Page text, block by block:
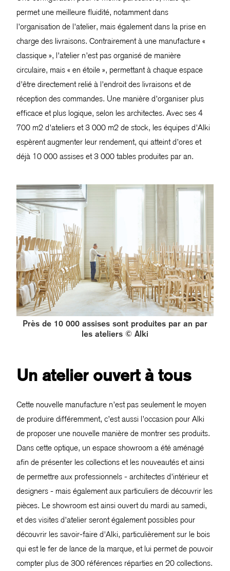
permet une meilleure fluidité, notamment dans
l’organisation de l’atelier, mais également dans la prise en
charge des livraisons. Contrairement à une manufacture «
classique », l’atelier n’est pas organisé de manière
circulaire, mais « en étoile », permettant à chaque espace
d’être directement relié à l’endroit des livraisons et de
réception des commandes. Une manière d’organiser plus
efficace et plus logique, selon les architectes. Avec ses 4
700 m2 d’ateliers et 3 000 m2 de stock, les équipes d’Alki
espèrent augmenter leur rendement, qui atteint d’ores et
déjà 10 000 assises et 3 000 tables produites par an.
Près de 10 000 assises sont produites par an par
les ateliers © Alki
Un atelier ouvert à tous
Cette nouvelle manufacture n’est pas seulement le moyen
de produire différemment, c’est aussi l’occasion pour Alki
de proposer une nouvelle manière de montrer ses produits.
Dans cette optique, un espace showroom a été aménagé
afin de présenter les collections et les nouveautés et ainsi
de permettre aux professionnels - architectes d’intérieur et
designers - mais également aux particuliers de découvrir les
pièces. Le showroom est ainsi ouvert du mardi au samedi,
et des visites d’atelier seront également possibles pour
découvrir les savoir-faire d'Alki, particulièrement sur le bois
qui est le fer de lance de la marque, et lui permet de pouvoir
compter plus de 300 références réparties en 20 collections.